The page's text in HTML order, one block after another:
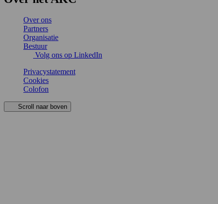
Over ons
Partners
Organisatie
Bestuur
Volg ons op LinkedIn
Privacystatement
Cookies
Colofon
Scroll naar boven